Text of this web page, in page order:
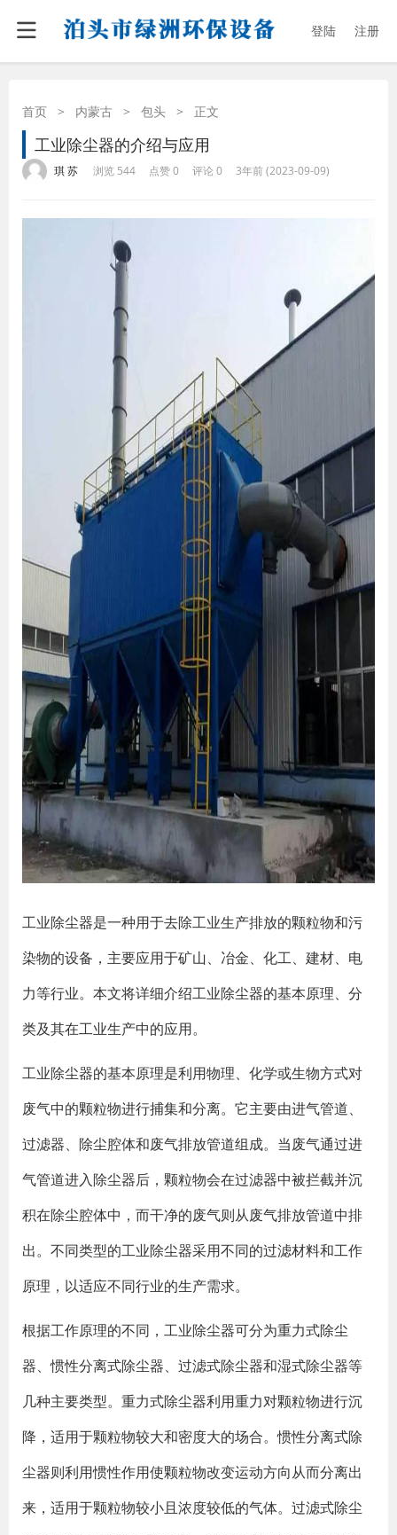
登陆 注册
首页 > 内蒙古 > 包头 > 正文
工业除尘器的介绍与应用
琪 苏 浏览 544 点赞 0 评论 0 3年前 (2023-09-09)
工业除尘器是一种用于去除工业生产排放的颗粒物和污
染物的设备，主要应用于矿山、冶金、化工、建材、电
力等行业。本文将详细介绍工业除尘器的基本原理、分
类及其在工业生产中的应用。
工业除尘器的基本原理是利用物理、化学或生物方式对
废气中的颗粒物进行捕集和分离。它主要由进气管道、
过滤器、除尘腔体和废气排放管道组成。当废气通过进
气管道进入除尘器后，颗粒物会在过滤器中被拦截并沉
积在除尘腔体中，而干净的废气则从废气排放管道中排
出。不同类型的工业除尘器采用不同的过滤材料和工作
原理，以适应不同行业的生产需求。
根据工作原理的不同，工业除尘器可分为重力式除尘
器、惯性分离式除尘器、过滤式除尘器和湿式除尘器等
几种主要类型。重力式除尘器利用重力对颗粒物进行沉
降，适用于颗粒物较大和密度大的场合。惯性分离式除
尘器则利用惯性作用使颗粒物改变运动方向从而分离出
来，适用于颗粒物较小且浓度较低的气体。过滤式除尘